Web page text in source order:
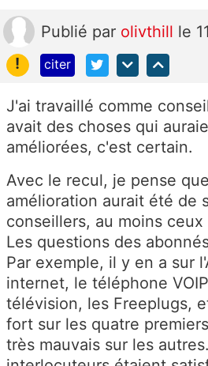
Publié par olivthill le
!
citer
J'ai travaillé comme
avait des choses qui
améliorées, c'est certain.
Avec le recul, je pense
amélioration aurait été de
conseillers, au moins
Les questions des
Par exemple, il y en a sur
internet, le téléphone
télévision, les Freeplugs,
fort sur les quatre
très mauvais sur les